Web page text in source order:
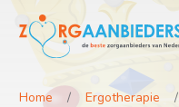
Home Ergotherapie